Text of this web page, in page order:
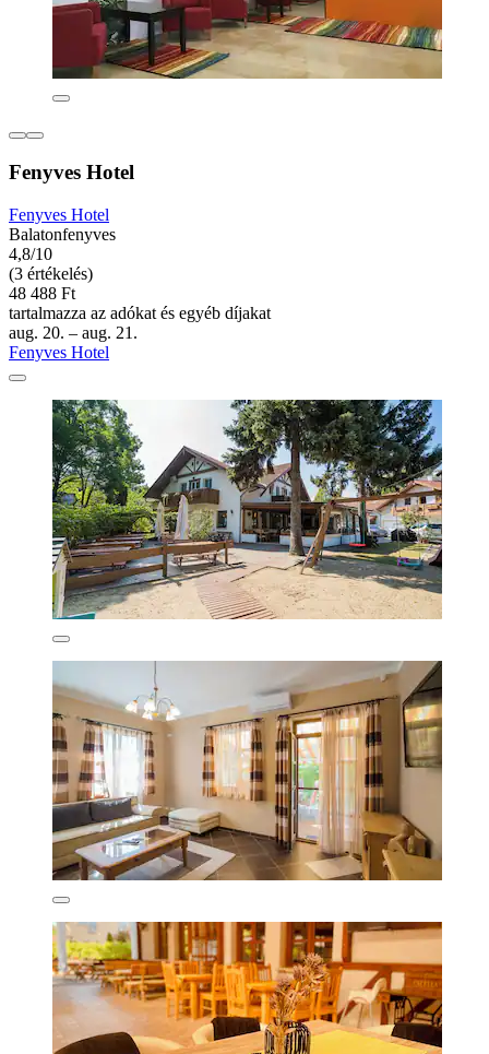
Fenyves Hotel
Fenyves Hotel
Balatonfenyves
4,8/10
(3 értékelés)
48 488 Ft
tartalmazza az adókat és egyéb díjakat
aug. 20. – aug. 21.
Fenyves Hotel